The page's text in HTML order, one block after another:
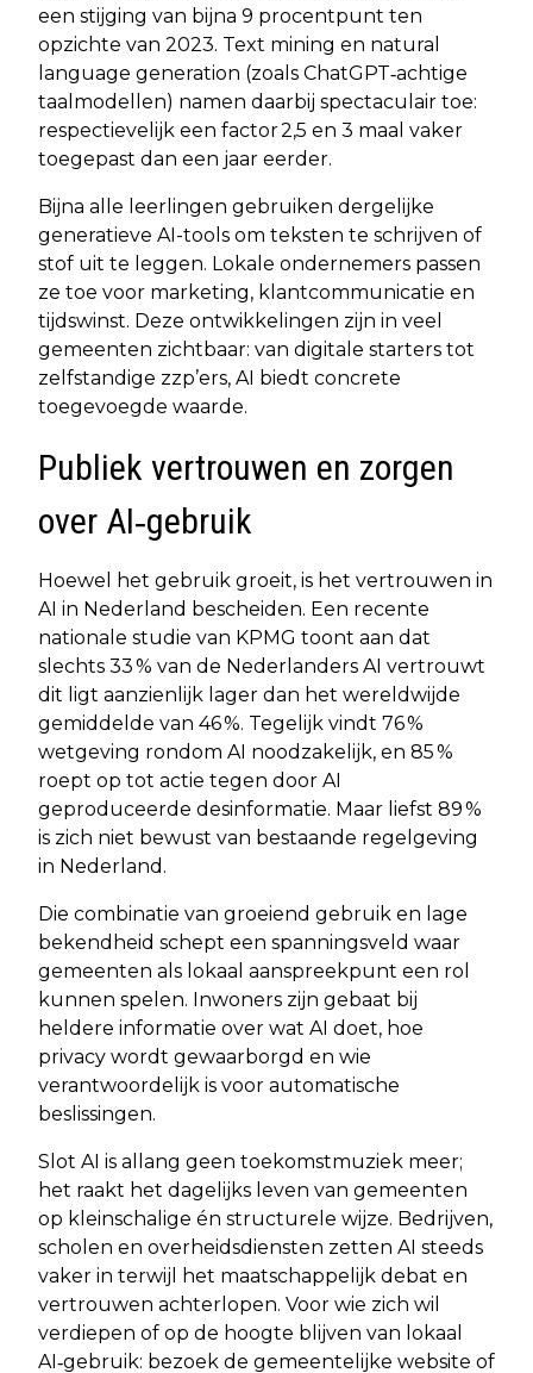
een stijging van bijna 9 procentpunt ten
opzichte van 2023. Text mining en natural
language generation (zoals ChatGPT‐achtige
taalmodellen) namen daarbij spectaculair toe:
respectievelijk een factor 2,5 en 3 maal vaker
toegepast dan een jaar eerder.
Bijna alle leerlingen gebruiken dergelijke
generatieve AI-tools om teksten te schrijven of
stof uit te leggen. Lokale ondernemers passen
ze toe voor marketing, klantcommunicatie en
tijdswinst. Deze ontwikkelingen zijn in veel
gemeenten zichtbaar: van digitale starters tot
zelfstandige zzp’ers, AI biedt concrete
toegevoegde waarde.
Publiek vertrouwen en zorgen
over AI‐gebruik
Hoewel het gebruik groeit, is het vertrouwen in
AI in Nederland bescheiden. Een recente
nationale studie van KPMG toont aan dat
slechts 33 % van de Nederlanders AI vertrouwt
dit ligt aanzienlijk lager dan het wereldwijde
gemiddelde van 46 %. Tegelijk vindt 76 %
wetgeving rondom AI noodzakelijk, en 85 %
roept op tot actie tegen door AI
geproduceerde desinformatie. Maar liefst 89 %
is zich niet bewust van bestaande regelgeving
in Nederland.
Die combinatie van groeiend gebruik en lage
bekendheid schept een spanningsveld waar
gemeenten als lokaal aanspreekpunt een rol
kunnen spelen. Inwoners zijn gebaat bij
heldere informatie over wat AI doet, hoe
privacy wordt gewaarborgd en wie
verantwoordelijk is voor automatische
beslissingen.
Slot AI is allang geen toekomstmuziek meer;
het raakt het dagelijks leven van gemeenten
op kleinschalige én structurele wijze. Bedrijven,
scholen en overheidsdiensten zetten AI steeds
vaker in terwijl het maatschappelijk debat en
vertrouwen achterlopen. Voor wie zich wil
verdiepen of op de hoogte blijven van lokaal
AI‑gebruik: bezoek de gemeentelijke website of